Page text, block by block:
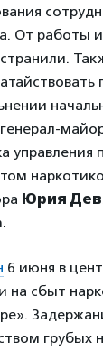
От работы
управления
Юрия
6 июня в
на сбыт
грубых